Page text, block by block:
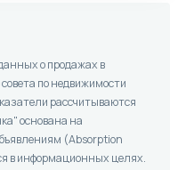
о продажах в
по недвижимости
рассчитываются
основана на
(Absorption
в информационных целях.